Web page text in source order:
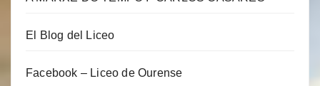
El Blog del Liceo
Facebook – Liceo de Ourense